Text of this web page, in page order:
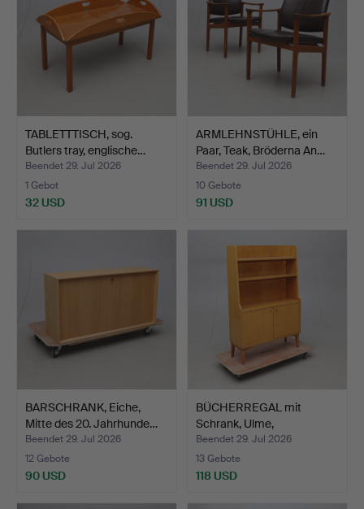
TABLETTTISCH, sog.
Butlers tray, englische…
Beendet 29. Jul 2026
1 Gebot
32 USD
ARMLEHNSTÜHLE, ein
Paar, Teak, Bröderna An…
Beendet 29. Jul 2026
10 Gebote
91 USD
BARSCHRANK, Eiche,
Mitte des 20. Jahrhunde…
Beendet 29. Jul 2026
12 Gebote
90 USD
BÜCHERREGAL mit
Schrank, Ulme,
möglicherwe…
Beendet 29. Jul 2026
13 Gebote
118 USD